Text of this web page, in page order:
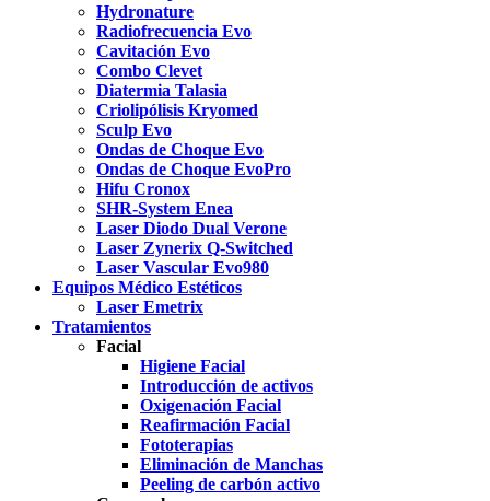
Hydronature
Radiofrecuencia Evo
Cavitación Evo
Combo Clevet
Diatermia Talasia
Criolipólisis Kryomed
Sculp Evo
Ondas de Choque Evo
Ondas de Choque EvoPro
Hifu Cronox
SHR-System Enea
Laser Diodo Dual Verone
Laser Zynerix Q-Switched
Laser Vascular Evo980
Equipos Médico Estéticos
Laser Emetrix
Tratamientos
Facial
Higiene Facial
Introducción de activos
Oxigenación Facial
Reafirmación Facial
Fototerapias
Eliminación de Manchas
Peeling de carbón activo